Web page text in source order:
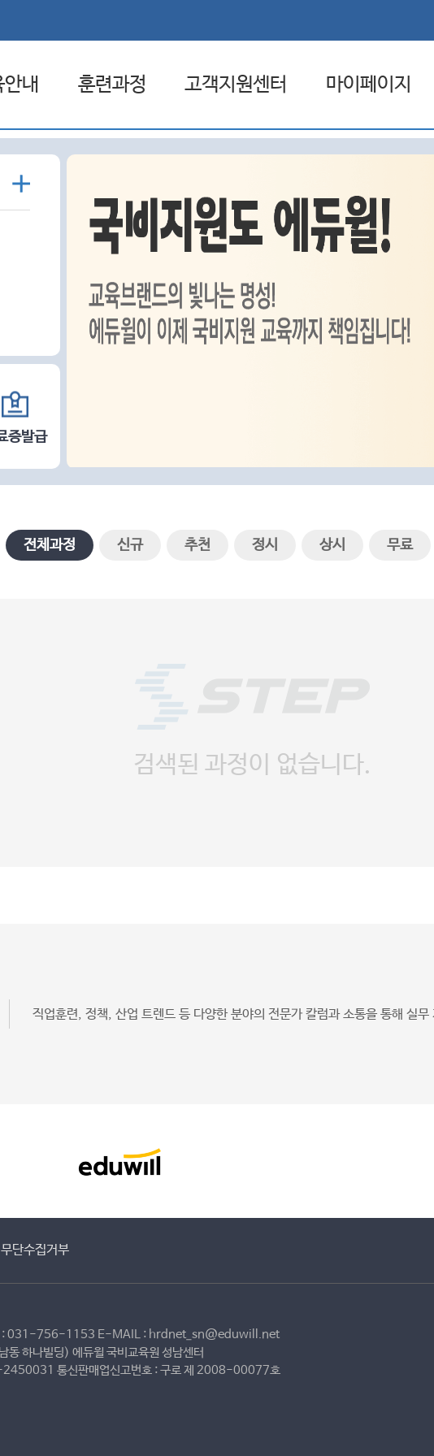
내
환급제도
배움카드
훈련과정
훈련일정
원격훈련과정
집체훈련과정
혼합훈련과정
고객지원센터
공지사항
FAQ
1:1문의
취업상담 신청
원격지원서비스
마이페이지
관심과정
나의 문의내역
더
증발급
전체과정 신규 추천 정시 상시 무료
검색된 과정이 없습니다.
직업훈련, 정책, 산업 트렌드 등 다양한 분야의 전문가 칼럼과 소통을 통해 실
단수집거부
: 031-756-1153 E-MAIL : hrdnet_sn@eduwill.net
하나빌딩) 에듀윌 국비교육원 성남센터
통신판매업신고번호 : 구로 제 2008-00077호